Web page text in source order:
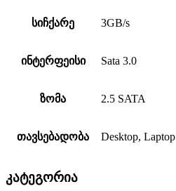
სიჩქარე 3GB/s
ინტერფეისი Sata 3.0
ზომა 2.5 SATA
თავსებადობა Desktop, Laptop
კატეგორია